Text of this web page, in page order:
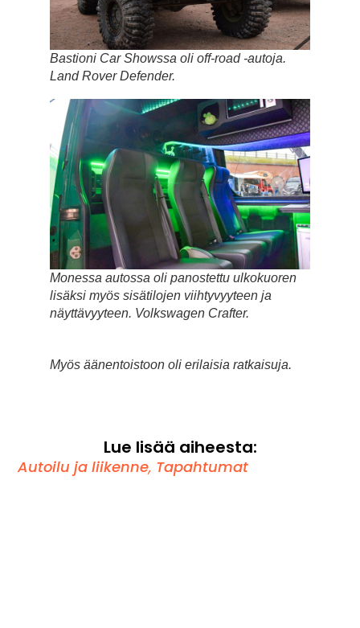
Bastioni Car Showssa oli off-road -autoja.
Land Rover Defender.
Monessa autossa oli panostettu ulkokuoren
lisäksi myös sisätilojen viihtyvyyteen ja
näyttävyyteen. Volkswagen Crafter.
Myös äänentoistoon oli erilaisia ratkaisuja.
Lue lisää aiheesta:
Autoilu ja liikenne, Tapahtumat